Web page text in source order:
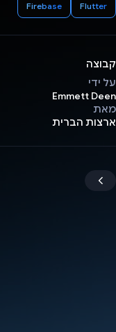
Flutter
Firebase
קבוצה
על ידי
Emmett Deen
מאת
ארצות הברית